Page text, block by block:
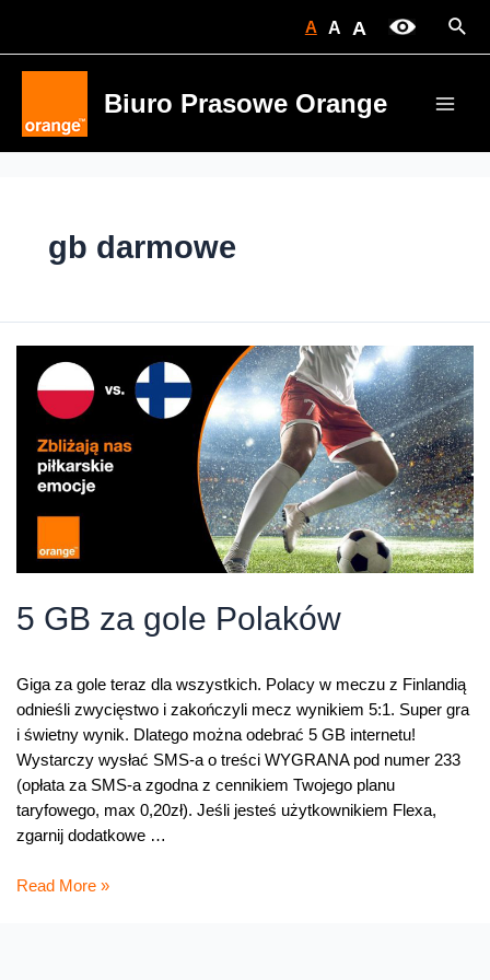
A A A
Biuro Prasowe Orange
gb darmowe
5 GB za gole Polaków
Giga za gole teraz dla wszystkich. Polacy w meczu z Finlandią
odnieśli zwycięstwo i zakończyli mecz wynikiem 5:1. Super gra
i świetny wynik. Dlatego można odebrać 5 GB internetu!
Wystarczy wysłać SMS-a o treści WYGRANA pod numer 233
(opłata za SMS-a zgodna z cennikiem Twojego planu
taryfowego, max 0,20zł). Jeśli jesteś użytkownikiem Flexa,
zgarnij dodatkowe …
5Read More »